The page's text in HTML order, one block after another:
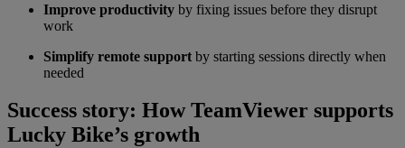
Improve productivity by fixing issues before they disrupt
work
Simplify remote support by starting sessions directly when
needed
Success story: How TeamViewer supports
Lucky Bike’s growth